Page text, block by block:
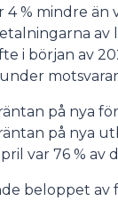
4 % mindre än
av
i början av
på nya
på nya
var 76 %
beloppet av